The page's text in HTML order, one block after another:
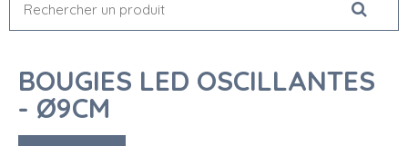
BOUGIES LED OSCILLANTES
- Ø9CM